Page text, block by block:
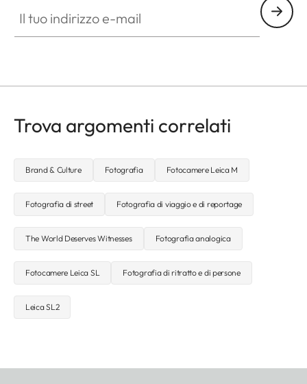
Trova argomenti correlati
Brand & Culture Fotografia Fotocamere Leica M
Fotografia di street Fotografia di viaggio e di reportage
The World Deserves Witnesses Fotografia analogica
Fotocamere Leica SL Fotografia di ritratto e di persone
Leica SL2